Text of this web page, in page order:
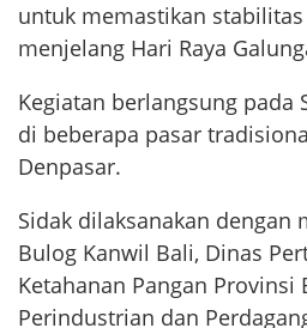
untuk memastikan
menjelang Hari Raya
Kegiatan berlangsung pada
di beberapa pasar
Denpasar.
Sidak dilaksanakan dengan
Bulog Kanwil Bali, Dinas
Ketahanan Pangan Provinsi
Perindustrian dan